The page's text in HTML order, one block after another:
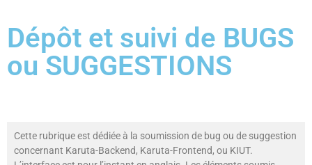
Dépôt et suivi de BUGS
ou SUGGESTIONS
Cette rubrique est dédiée à la soumission de bug ou de suggestion
concernant Karuta-Backend, Karuta-Frontend, ou KIUT.